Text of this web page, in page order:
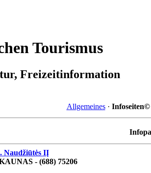
Tourismus
Freizeitinformation
Allgemeines· Infoseiten©
Naudžiūtės IĮ
- (688) 75206